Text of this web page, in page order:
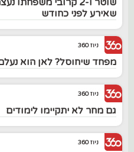
שאירע לפני כחודש
ניוז 360
מפחד שיחוסל? לאן הוא
ניוז 360
גם מחר לא יתקיימו לימודים
ניוז 360